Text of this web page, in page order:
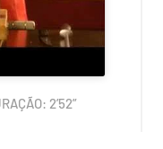
2’52”